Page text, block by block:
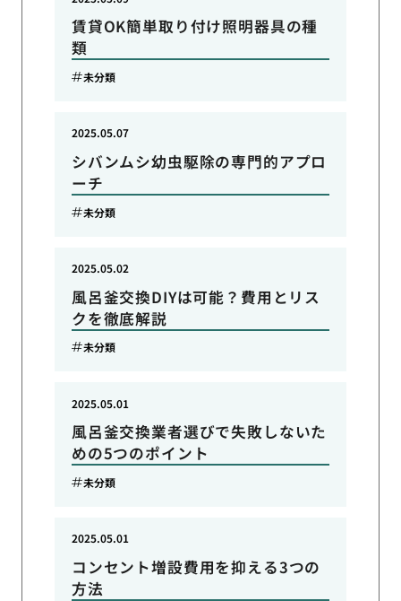
賃貸OK簡単取り付け照明器具の種
類
未分類
シバンムシ幼虫駆除の専門的アプロ
ーチ
2025.05.07
未分類
風呂釜交換DIYは可能？費用とリス
クを徹底解説
2025.05.02
未分類
風呂釜交換業者選びで失敗しないた
めの5つのポイント
2025.05.01
未分類
コンセント増設費用を抑える3つの
方法
2025.05.01